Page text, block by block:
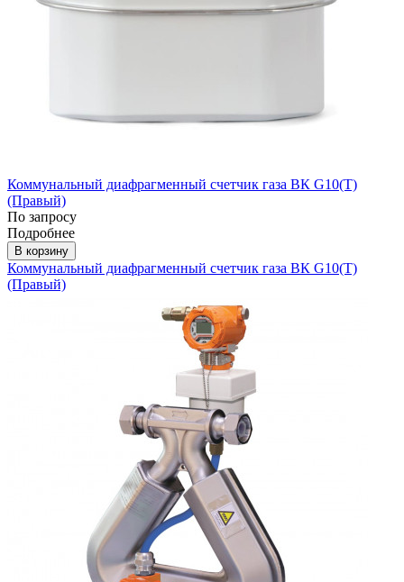
Коммунальный диафрагменный счетчик газа ВК G10(T)
(Правый)
По запросу
Подробнее
В корзину
Коммунальный диафрагменный счетчик газа ВК G10(T)
(Правый)